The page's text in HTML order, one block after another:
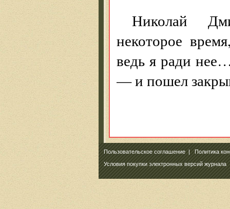
Николай
некоторое
ведь я ради
— и пошел
Пользовательское соглашение|Политика
Условия покупки электронных версий журнала